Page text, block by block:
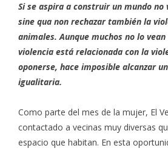
Si se aspira a construir un mundo
sine qua non rechazar también la
animales. Aunque muchos no lo
violencia está relacionada con la
oponerse, hace imposible alcanzar
igualitaria.
Como parte del mes de la mujer, El
contactado a vecinas muy diversas
espacio que habitan. En esta